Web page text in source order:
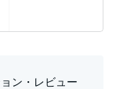
ン・レビュー